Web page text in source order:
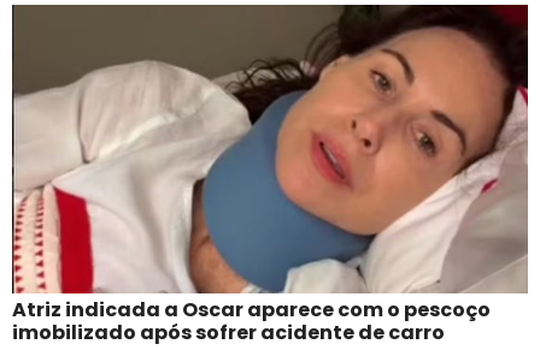
Atriz indicada a Oscar aparece com o pescoço
imobilizado após sofrer acidente de carro